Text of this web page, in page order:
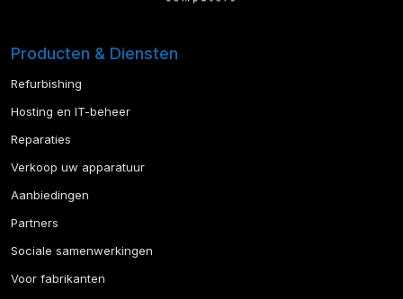
Producten & Diensten
Refurbishing
Hosting en IT-beheer
Reparaties
Verkoop uw apparatuur
Aanbiedingen
Partners
Sociale samenwerkingen
Voor fabrikanten